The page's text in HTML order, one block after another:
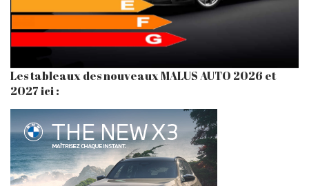
Les tableaux des nouveaux MALUS AUTO 2026 et
2027 ici :